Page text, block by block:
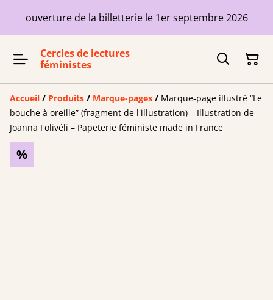
ouverture de la billetterie le 1er septembre 2026
Cercles de lectures
féministes
Accueil / Produits / Marque-pages / Marque-page illustré “Le
bouche à oreille” (fragment de l'illustration) – Illustration de
Joanna Folivéli – Papeterie féministe made in France
%